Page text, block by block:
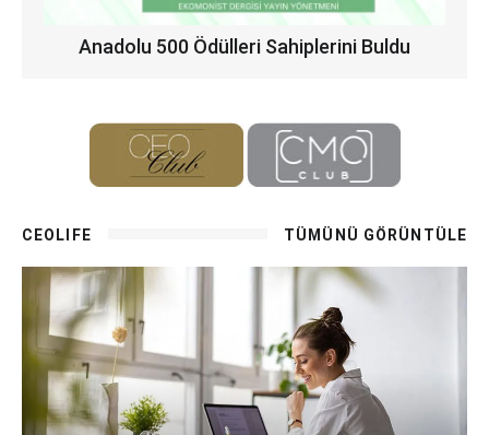
Anadolu 500 Ödülleri Sahiplerini Buldu
CEOLIFE TÜMÜNÜ GÖRÜNTÜLE